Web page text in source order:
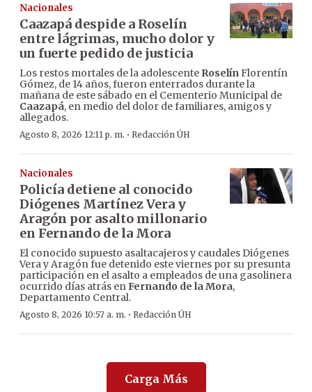
Nacionales
Caazapá despide a Roselín
entre lágrimas, mucho dolor y
un fuerte pedido de justicia
Los restos mortales de la adolescente RoselínFlorentín
Gómez, de 14 años, fueron enterrados durante la
mañana de este sábado en el Cementerio Municipal de
Caazapá, en medio del dolor de familiares, amigos y
allegados.
Agosto 8, 2026 12:11 p. m. · Redacción ÚH
Nacionales
Policía detiene al conocido
Diógenes Martínez Vera y
Aragón por asalto millonario
en Fernando de la Mora
El conocido supuesto asaltacajeros y caudales Diógenes
Vera y Aragón fue detenido este viernes por su presunta
participación en el asalto a empleados de una gasolinera
ocurrido días atrás enFernando de la Mora,
Departamento Central.
Agosto 8, 2026 10:57 a. m. · Redacción ÚH
Carga Más